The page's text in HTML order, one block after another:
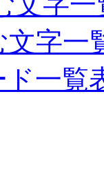
文字一
ド一覧